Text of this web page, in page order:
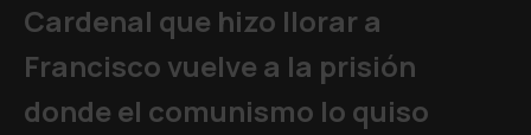
Cardenal que hizo llorar a
Francisco vuelve a la prisión
donde el comunismo lo quiso